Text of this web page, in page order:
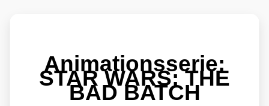
Animationsserie:
STAR WARS: THE
BAD BATCH